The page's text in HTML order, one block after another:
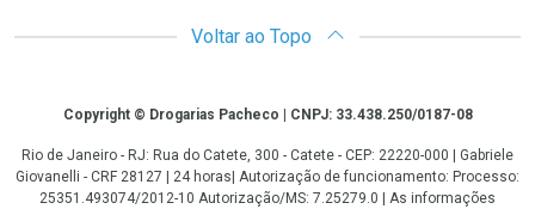
Voltar ao Topo
CopyrightCopyright © Drogarias Pacheco | CNPJ: 33.438.250/0187-08
Rio de Janeiro - RJ: Rua do Catete, 300 - Catete - CEP: 22220-000 | Gabriele
Giovanelli - CRF 28127 | 24 horas| Autorização de funcionamento: Processo:
25351.493074/2012-10 Autorização/MS: 7.25279.0 | As informações